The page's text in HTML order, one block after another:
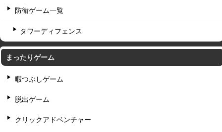
防衛ゲーム一覧
タワーディフェンス
まったりゲーム
暇つぶしゲーム
脱出ゲーム
クリックアドベンチャー